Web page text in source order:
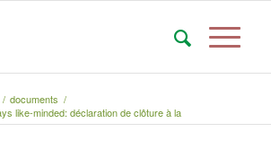
/ documents /
like-minded: déclaration de clôture à la